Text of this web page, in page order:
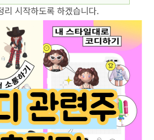
리 시작하도록 하겠습니다.